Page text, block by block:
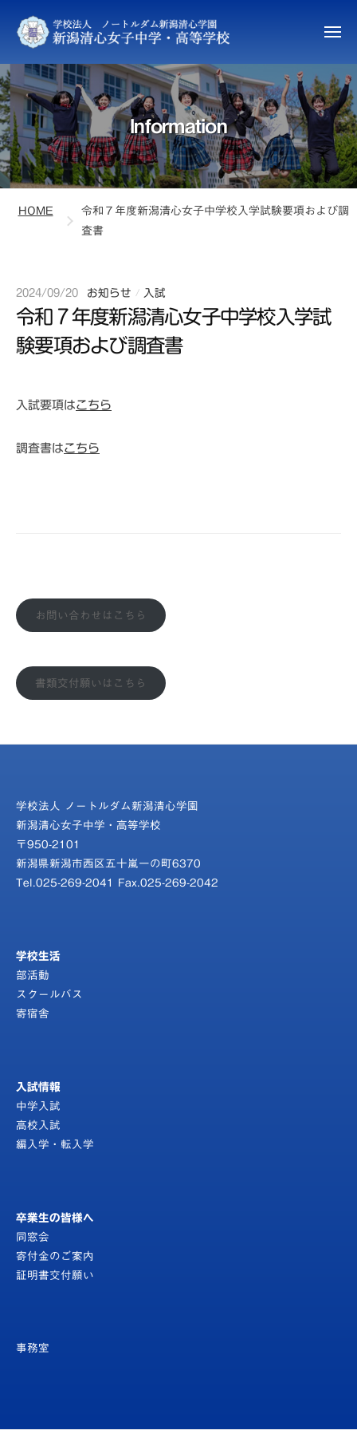
ン
ツ
へ
ス
キ
ッ
新
潟
清
心
女
子
学
等
学
校
メ
ュ
ー
Information
HOME
令和７年度新潟清心女子中学校入学試験要項および調
査書
2024/09/20
y
e
h
n
お知らせ / 入試
令和７年度新潟清心女子中学校入学試
験要項および調査書
入試要項はこちら
調査書はこちら
お問い合わせはこちら
書類交付願いはこちら
学校法人 ノートルダム新潟清心学園
新潟清心女子中学・高等学校
〒950-2101
新潟県新潟市西区五十嵐一の町6370
Tel.025-269-2041 Fax.025-269-2042
学校生活
部活動
スクールバス
寄宿舎
入試情報
中学入試
高校入試
編入学・転入学
卒業生の皆様へ
同窓会
寄付金のご案内
証明書交付願い
事務室
潟
清
女
子
中
学
・
高
等
学